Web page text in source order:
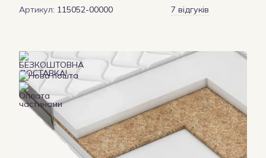
Артикул: 115052-00000 7 відгуків